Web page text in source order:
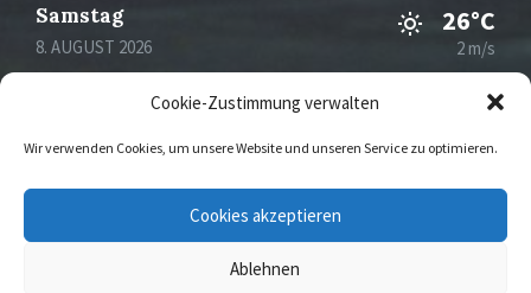
Cookie-Zustimmung verwalten
Wir verwenden Cookies, um unsere Website und unseren Service zu optimieren.
Cookies akzeptieren
Ablehnen
Samstag
8. AUGUST 2026
26°C
2 m/s
31°C
2 m/s
Facebook Instagram